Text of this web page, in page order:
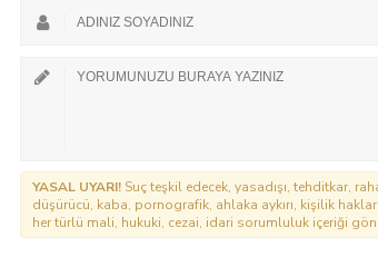
YASAL UYARI! Suç teşkil edecek, yasadışı, tehditkar,
düşürücü, kaba, pornografik, ahlaka aykırı, kişilik
her türlü mali, hukuki, cezai, idari sorumluluk içeriği